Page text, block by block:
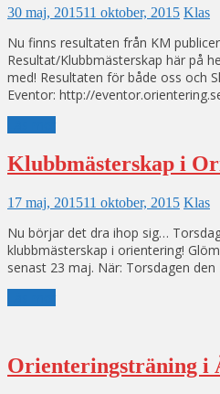
30 maj, 201511 oktober, 2015 Klas
Nu finns resultaten från KM
Resultat/Klubbmästerskap här på
med! Resultaten för både oss och
Eventor: http://
Klubbmästerskap i
17 maj, 201511 oktober, 2015 Klas
Nu börjar det dra ihop sig…
klubbmästerskap i orientering!
senast 23 maj. När: Torsdagen
Orienteringsträning i